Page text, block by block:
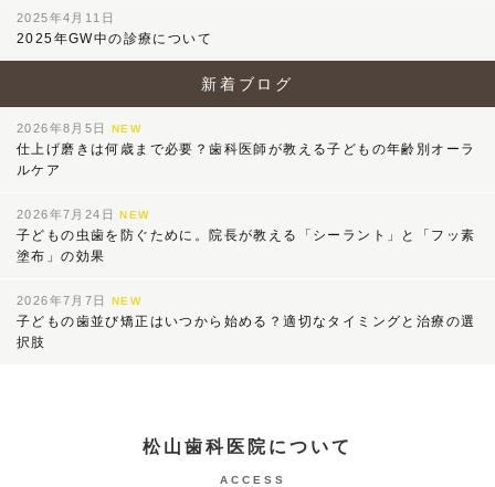
2025年4月11日
2025年GW中の診療について
新着ブログ
2026年8月5日NEW
仕上げ磨きは何歳まで必要？歯科医師が教える子どもの年齢別オーラ
ルケア
2026年7月24日NEW
子どもの虫歯を防ぐために。院長が教える「シーラント」と「フッ素
塗布」の効果
2026年7月7日NEW
子どもの歯並び矯正はいつから始める？適切なタイミングと治療の選
択肢
松山歯科医院について
ACCESS